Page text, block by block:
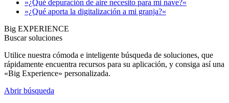
»¿Qué depuración de aire necesito para mi nave?«
»¿Qué aporta la digitalización a mi granja?«
Big EXPERIENCE
Buscar soluciones
Utilice nuestra cómoda e inteligente búsqueda de soluciones, que
rápidamente encuentra recursos para su aplicación, y consiga así una
«Big Experience» personalizada.
Abrir búsqueda